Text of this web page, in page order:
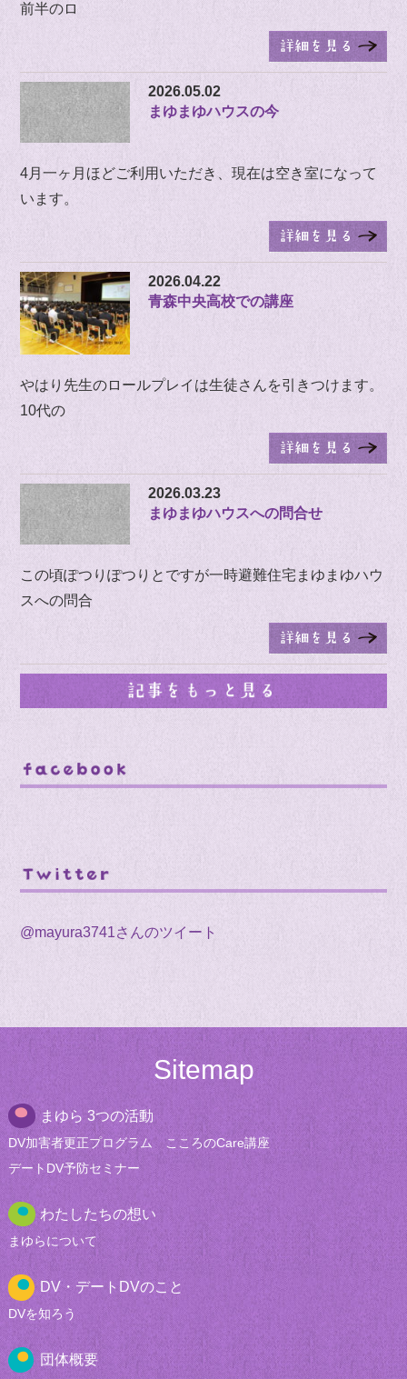
前半のロ
2026.05.02
まゆまゆハウスの今
4月一ヶ月ほどご利用いただき、現在は空き室になって
います。
2026.04.22
青森中央高校での講座
やはり先生のロールプレイは生徒さんを引きつけます。
10代の
2026.03.23
まゆまゆハウスへの問合せ
この頃ぽつりぽつりとですが一時避難住宅まゆまゆハウ
スへの問合
@mayura3741さんのツイート
Sitemap
まゆら 3つの活動
DV加害者更正プログラム
こころのCare講座
デートDV予防セミナー
わたしたちの想い
まゆらについて
DV・デートDVのこと
DVを知ろう
団体概要